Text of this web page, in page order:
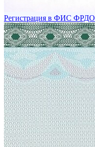
Регистрация в ФИС ФРДО